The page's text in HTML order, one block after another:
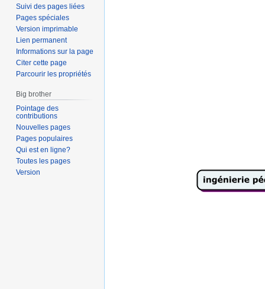
Suivi des pages liées
Pages spéciales
Version imprimable
Lien permanent
Informations sur la page
Citer cette page
Parcourir les propriétés
Big brother
Pointage des
contributions
Nouvelles pages
Pages populaires
Qui est en ligne?
Toutes les pages
Version